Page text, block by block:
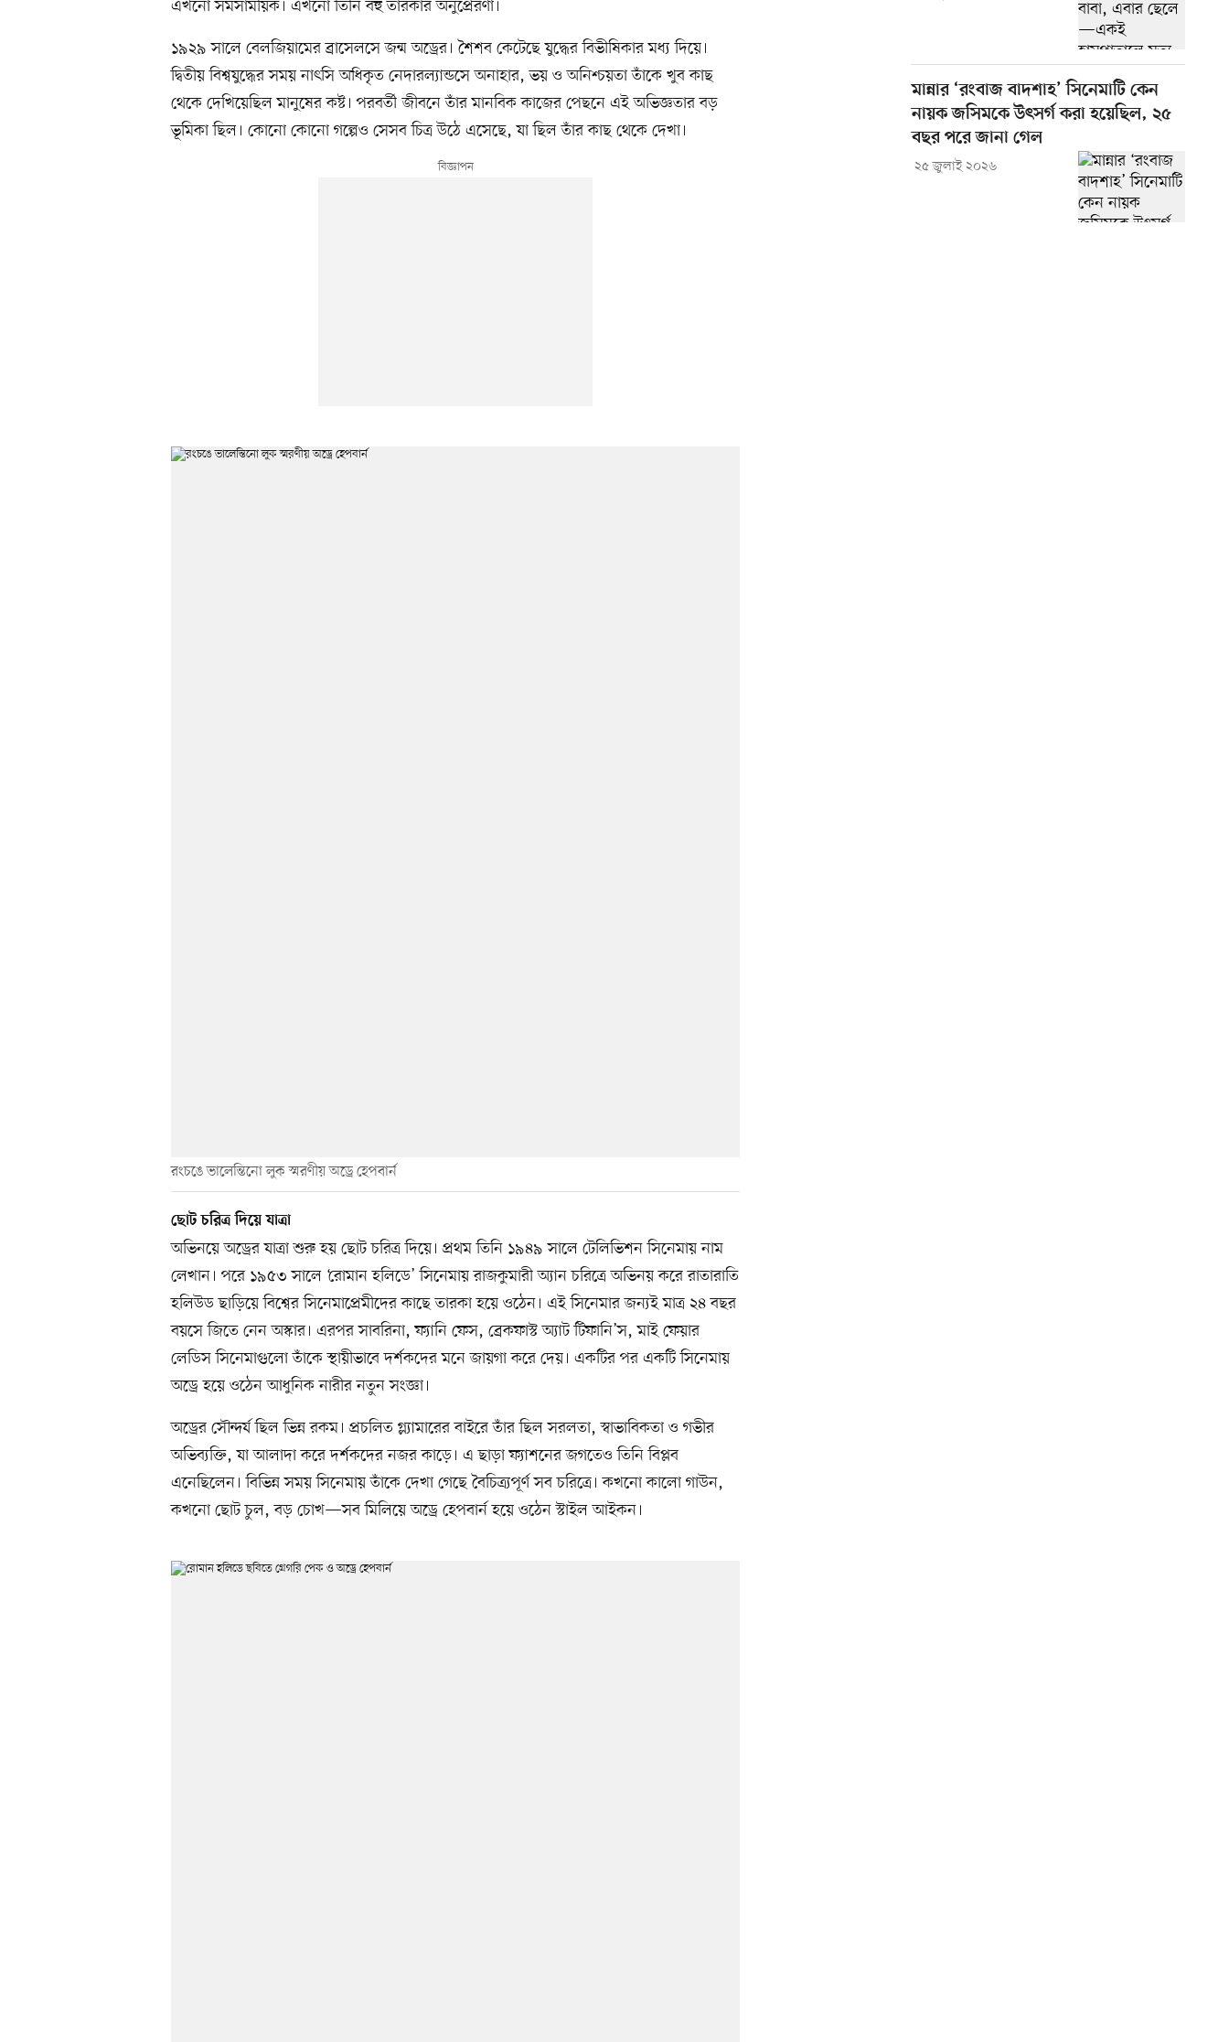
এখনো সমসাময়িক। এখনো তিনি বহু তারকার অনুপ্রেরণা।
১৯২৯ সালে বেলজিয়ামের ব্রাসেলসে জন্ম অড্রের। শৈশব কেটেছে যুদ্ধের বিভীষিকার মধ্য দিয়ে।
দ্বিতীয় বিশ্বযুদ্ধের সময় নাৎসি অধিকৃত নেদারল্যান্ডসে অনাহার, ভয় ও অনিশ্চয়তা তাঁকে খুব কাছ
থেকে দেখিয়েছিল মানুষের কষ্ট। পরবর্তী জীবনে তাঁর মানবিক কাজের পেছনে এই অভিজ্ঞতার বড়
ভূমিকা ছিল। কোনো কোনো গল্পেও সেসব চিত্র উঠে এসেছে, যা ছিল তাঁর কাছ থেকে দেখা।
রংচঙে ভালেন্তিনো লুক স্মরণীয় অড্রে হেপবার্ন
ছোট চরিত্র দিয়ে যাত্রা
অভিনয়ে অড্রের যাত্রা শুরু হয় ছোট চরিত্র দিয়ে। প্রথম তিনি ১৯৪৯ সালে টেলিভিশন সিনেমায় নাম
লেখান। পরে ১৯৫৩ সালে ‘রোমান হলিডে’ সিনেমায় রাজকুমারী অ্যান চরিত্রে অভিনয় করে রাতারাতি
হলিউড ছাড়িয়ে বিশ্বের সিনেমাপ্রেমীদের কাছে তারকা হয়ে ওঠেন। এই সিনেমার জন্যই মাত্র ২৪ বছর
বয়সে জিতে নেন অস্কার। এরপর সাবরিনা, ফ্যানি ফেস, ব্রেকফাস্ট অ্যাট টিফানি’স, মাই ফেয়ার
লেডিস সিনেমাগুলো তাঁকে স্থায়ীভাবে দর্শকদের মনে জায়গা করে দেয়। একটির পর একটি সিনেমায়
অড্রে হয়ে ওঠেন আধুনিক নারীর নতুন সংজ্ঞা।
অড্রের সৌন্দর্য ছিল ভিন্ন রকম। প্রচলিত গ্ল্যামারের বাইরে তাঁর ছিল সরলতা, স্বাভাবিকতা ও গভীর
অভিব্যক্তি, যা আলাদা করে দর্শকদের নজর কাড়ে। এ ছাড়া ফ্যাশনের জগতেও তিনি বিপ্লব
এনেছিলেন। বিভিন্ন সময় সিনেমায় তাঁকে দেখা গেছে বৈচিত্র্যপূর্ণ সব চরিত্রে। কখনো কালো গাউন,
কখনো ছোট চুল, বড় চোখ—সব মিলিয়ে অড্রে হেপবার্ন হয়ে ওঠেন স্টাইল আইকন।
মান্নার ‘রংবাজ বাদশাহ’ সিনেমাটি কেন
নায়ক জসিমকে উৎসর্গ করা হয়েছিল, ২৫
বছর পরে জানা গেল
২৫ জুলাই ২০২৬